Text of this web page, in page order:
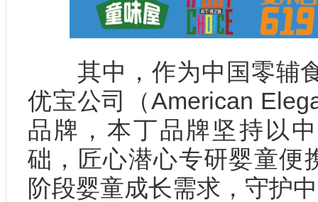
其中，作为中国零辅食
优宝公司（American
品牌，本丁品牌坚持以
础，匠心潜心专研婴童便
阶段婴童成长需求，守护